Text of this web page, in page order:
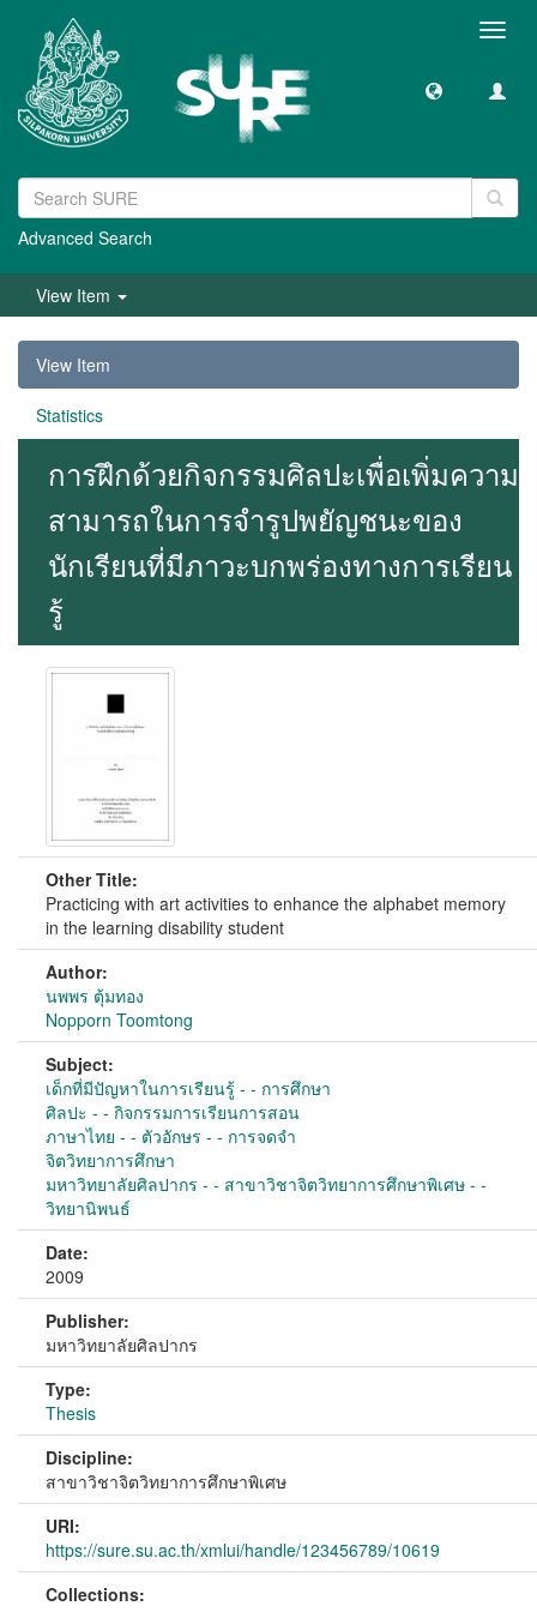
Advanced Search
View Item
View Item
Statistics
การฝึกด้วยกิจกรรมศิลปะเพื่อเพิ่มความ
สามารถในการจำรูปพยัญชนะของ
นักเรียนที่มีภาวะบกพร่องทางการเรียน
รู้
Other Title:
Practicing with art activities to enhance the alphabet memory
in the learning disability student
Author:
นพพร ตุ้มทอง
Nopporn Toomtong
Subject:
เด็กที่มีปัญหาในการเรียนรู้ - - การศึกษา
ศิลปะ - - กิจกรรมการเรียนการสอน
ภาษาไทย - - ตัวอักษร - - การจดจำ
จิตวิทยาการศึกษา
มหาวิทยาลัยศิลปากร - - สาขาวิชาจิตวิทยาการศึกษาพิเศษ - -
วิทยานิพนธ์
Date:
2009
Publisher:
มหาวิทยาลัยศิลปากร
Type:
Thesis
Discipline:
สาขาวิชาจิตวิทยาการศึกษาพิเศษ
URI:
https://sure.su.ac.th/xmlui/handle/123456789/10619
Collections: